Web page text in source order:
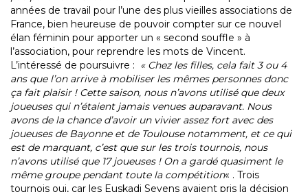
années de travail pour l’une des plus vieilles associations de
France, bien heureuse de pouvoir compter sur ce nouvel
élan féminin pour apporter un « second souffle » à
l’association, pour reprendre les mots de Vincent.
L’intéressé de poursuivre : « Chez les filles, cela fait 3 ou 4
ans que l’on arrive à mobiliser les mêmes personnes donc
ça fait plaisir ! Cette saison, nous n’avons utilisé que deux
joueuses qui n’étaient jamais venues auparavant. Nous
avons de la chance d’avoir un vivier assez fort avec des
joueuses de Bayonne et de Toulouse notamment, et ce qui
est de marquant, c’est que sur les trois tournois, nous
n’avons utilisé que 17 joueuses ! On a gardé quasiment le
même groupe pendant toute la compétition« . Trois
tournois oui, car les Euskadi Sevens avaient pris la décision